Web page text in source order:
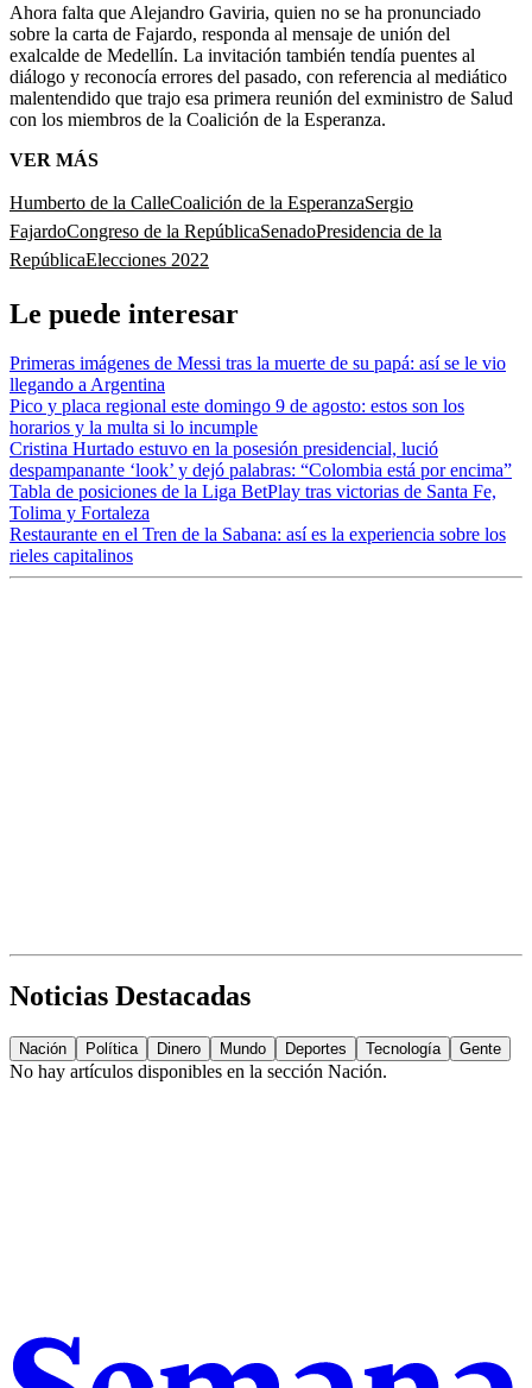
Ahora falta que Alejandro Gaviria, quien no se ha pronunciado
sobre la carta de Fajardo, responda al mensaje de unión del
exalcalde de Medellín. La invitación también tendía puentes al
diálogo y reconocía errores del pasado, con referencia al mediático
malentendido que trajo esa primera reunión del exministro de Salud
con los miembros de la Coalición de la Esperanza.
VER MÁS
Humberto de la CalleCoalición de la EsperanzaSergio
FajardoCongreso de la RepúblicaSenadoPresidencia de la
RepúblicaElecciones 2022
Le puede interesar
Primeras imágenes de Messi tras la muerte de su papá: así se le vio
llegando a Argentina
Pico y placa regional este domingo 9 de agosto: estos son los
horarios y la multa si lo incumple
Cristina Hurtado estuvo en la posesión presidencial, lució
despampanante ‘look’ y dejó palabras: “Colombia está por encima”
Tabla de posiciones de la Liga BetPlay tras victorias de Santa Fe,
Tolima y Fortaleza
Restaurante en el Tren de la Sabana: así es la experiencia sobre los
rieles capitalinos
Noticias Destacadas
Nación Política Dinero Mundo Deportes Tecnología Gente
No hay artículos disponibles en la sección Nación.